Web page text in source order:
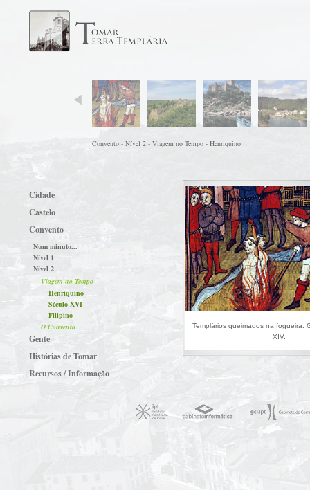
Cidade
Castelo
Convento
Num minuto...
Nível 1
Nível 2
Viagem no Tempo
Henriquino
Século XVI
Filipino
O Convento
Gente
Histórias de Tomar
Recursos / Informação
Convento - Nível 2 - Viagem no Tempo - Henriquino
Templários queimados na fogueira.
XIV.